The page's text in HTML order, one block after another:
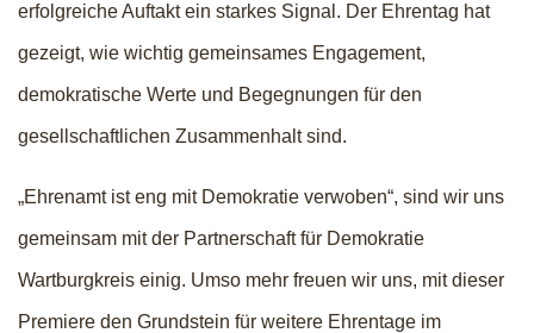
erfolgreiche Auftakt ein starkes Signal. Der Ehrentag hat
gezeigt, wie wichtig gemeinsames Engagement,
demokratische Werte und Begegnungen für den
gesellschaftlichen Zusammenhalt sind.
„Ehrenamt ist eng mit Demokratie verwoben“, sind wir uns
gemeinsam mit der Partnerschaft für Demokratie
Wartburgkreis einig. Umso mehr freuen wir uns, mit dieser
Premiere den Grundstein für weitere Ehrentage im